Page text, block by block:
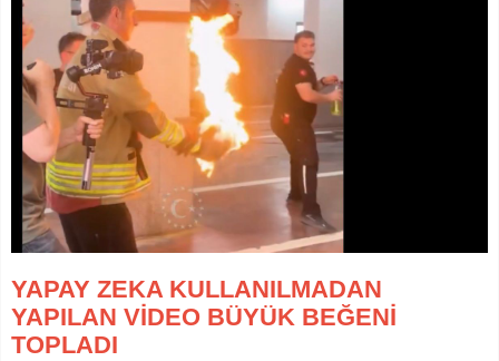
YAPAY ZEKA KULLANILMADAN
YAPILAN VİDEO BÜYÜK BEĞENİ
TOPLADI